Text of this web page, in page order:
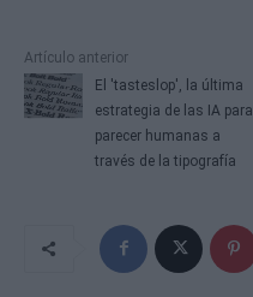
Artículo anterior
El 'tasteslop', la última
estrategia de las IA para
parecer humanas a
través de la tipografía